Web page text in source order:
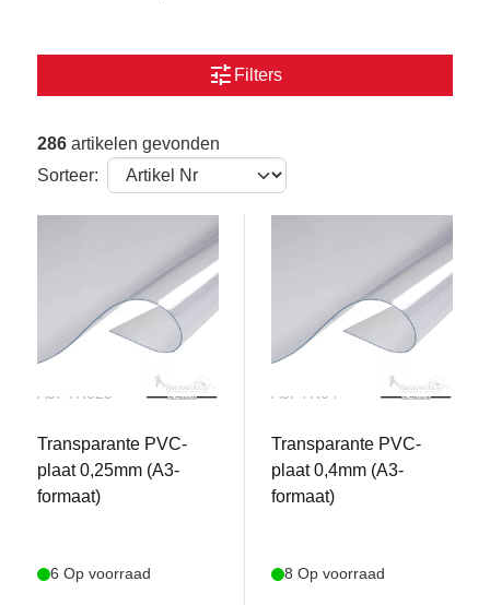
tune Filters
286 artikelen gevonden
Sorteer:
A3PTR025
Transparante PVC-
plaat 0,25mm (A3-
formaat)
6 Op voorraad
A3PTR04
Transparante PVC-
plaat 0,4mm (A3-
formaat)
8 Op voorraad